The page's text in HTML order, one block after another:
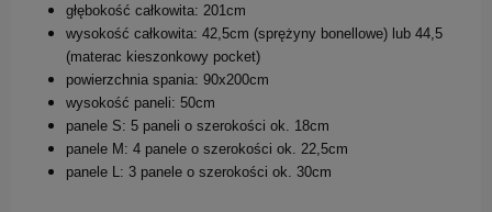
głębokość całkowita: 201cm
wysokość całkowita: 42,5cm (sprężyny bonellowe) lub 44,5
(materac kieszonkowy pocket)
powierzchnia spania: 90x200cm
wysokość paneli: 50cm
panele S: 5 paneli o szerokości ok. 18cm
panele M: 4 panele o szerokości ok. 22,5cm
panele L: 3 panele o szerokości ok. 30cm